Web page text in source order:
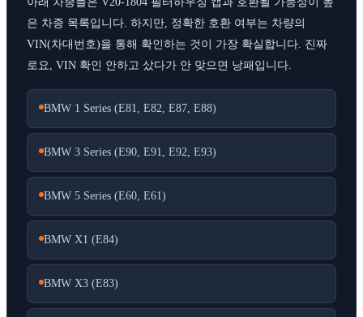
은 차종 목록입니다. 하지만, 정확한 호환 여부는 차량의
VIN(차대번호)을 통해 확인하는 것이 가장 확실합니다. 진짜
로요, VIN 확인 안하고 샀다가 안 맞으면 낭패입니다.
BMW 1 Series (E81, E82, E87, E88)
BMW 3 Series (E90, E91, E92, E93)
BMW 5 Series (E60, E61)
BMW X1 (E84)
BMW X3 (E83)